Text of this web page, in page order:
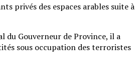
privés des espaces arables suite à
du Gouverneur de Province, il a
sous occupation des terroristes